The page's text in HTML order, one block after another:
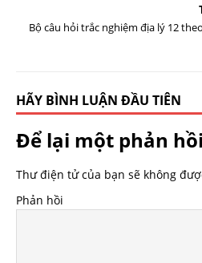
Bộ câu hỏi trắc nghiệm địa lý 12
HÃY BÌNH LUẬN ĐẦU TIÊN
Để lại một phản hồi
Thư điện tử của bạn sẽ không
Phản hồi